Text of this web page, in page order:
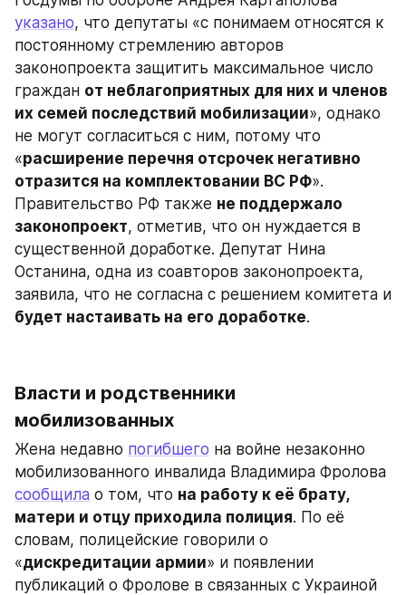
указано, что депутаты «с понимаем относятся к
постоянному стремлению авторов
законопроекта защитить максимальное число
граждан от неблагоприятных для них и членов
их семей последствий мобилизации», однако
не могут согласиться с ним, потому что
«расширение перечня отсрочек негативно
отразится на комплектовании ВС РФ».
Правительство РФ также не поддержало
законопроект, отметив, что он нуждается в
существенной доработке. Депутат Нина
Останина, одна из соавторов законопроекта,
будет настаивать на его доработке.
Власти и родственники
мобилизованных
Жена недавно погибшего на войне незаконно
сообщила о том, что на работу к её брату,
матери и отцу приходила полиция. По её
словам, полицейские говорили о
«дискредитации армии» и появлении
публикаций о Фролове в связанных с Украиной